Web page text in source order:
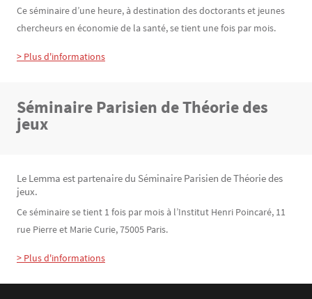
Ce séminaire d’une heure, à destination des doctorants et jeunes
chercheurs en économie de la santé, se tient une fois par mois.
> Plus d'informations
Texte
Séminaire Parisien de Théorie des
jeux
Texte
Le Lemma est partenaire du Séminaire Parisien de Théorie des
jeux.
Ce séminaire se tient 1 fois par mois à l’Institut Henri Poincaré, 11
rue Pierre et Marie Curie, 75005 Paris.
> Plus d'informations